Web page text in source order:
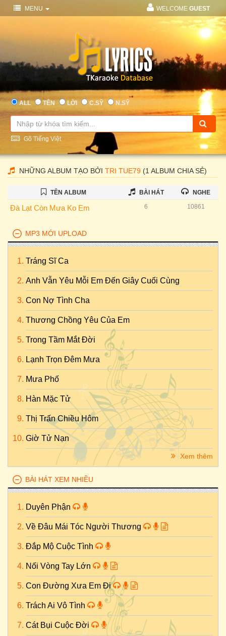
MENU WELCOME GUEST
ALL TÊN LỜI C.SỸ N.SỸ
Gõ Tiếng Việt
NHỮNG ALBUM TẠO BỞI TRI TUE79 (1 ALBUM CHIA SẺ)
TÊN ALBUM BÀI HÁT NGHE
Đà Lạt Còn Mưa Ko Em 6 10861
MP3 MỚI UPLOAD
Tráng Sĩ Ca
Anh Vẫn Yêu Mỗi Em Đến Giây Cuối Cùng
Con Nợ Tình Cha
Thương Chồng Yêu Của Em
Trong Tầm Mắt Đời
Lạnh Trọn Đêm Mưa
Mưa Phố
Hàn Mặc Tử
Thị Trấn Chiều Hôm
Giờ Tử Nạn
Xem thêm
BÀI HÁT XEM NHIỀU
Duyên Phận
Về Đâu Mái Tóc Người Thương
Đắp Mộ Cuộc Tình
Nối Vòng Tay Lớn
Con Đường Xưa Em Đi
Trách Ai Vô Tình
Cát Bụi Cuộc Đời